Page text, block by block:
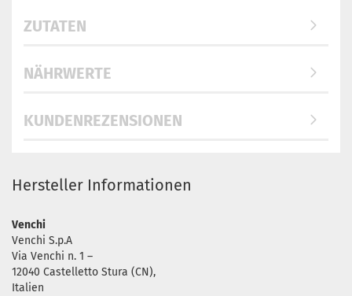
ZUTATEN
NÄHRWERTE
KUNDENREZENSIONEN
Hersteller Informationen
Venchi
Venchi S.p.A
Via Venchi n. 1 –
12040 Castelletto Stura (CN),
Italien